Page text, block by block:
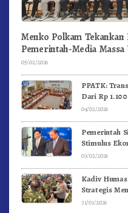
Menko Polkam
Pemerintah-Media
05/02/2026
PPATK:
Dari Rp
04/02/2026
Pemerintah
Stimulus
03/02/2026
Kadiv
Strategis
dan NKRI
31/01/2026